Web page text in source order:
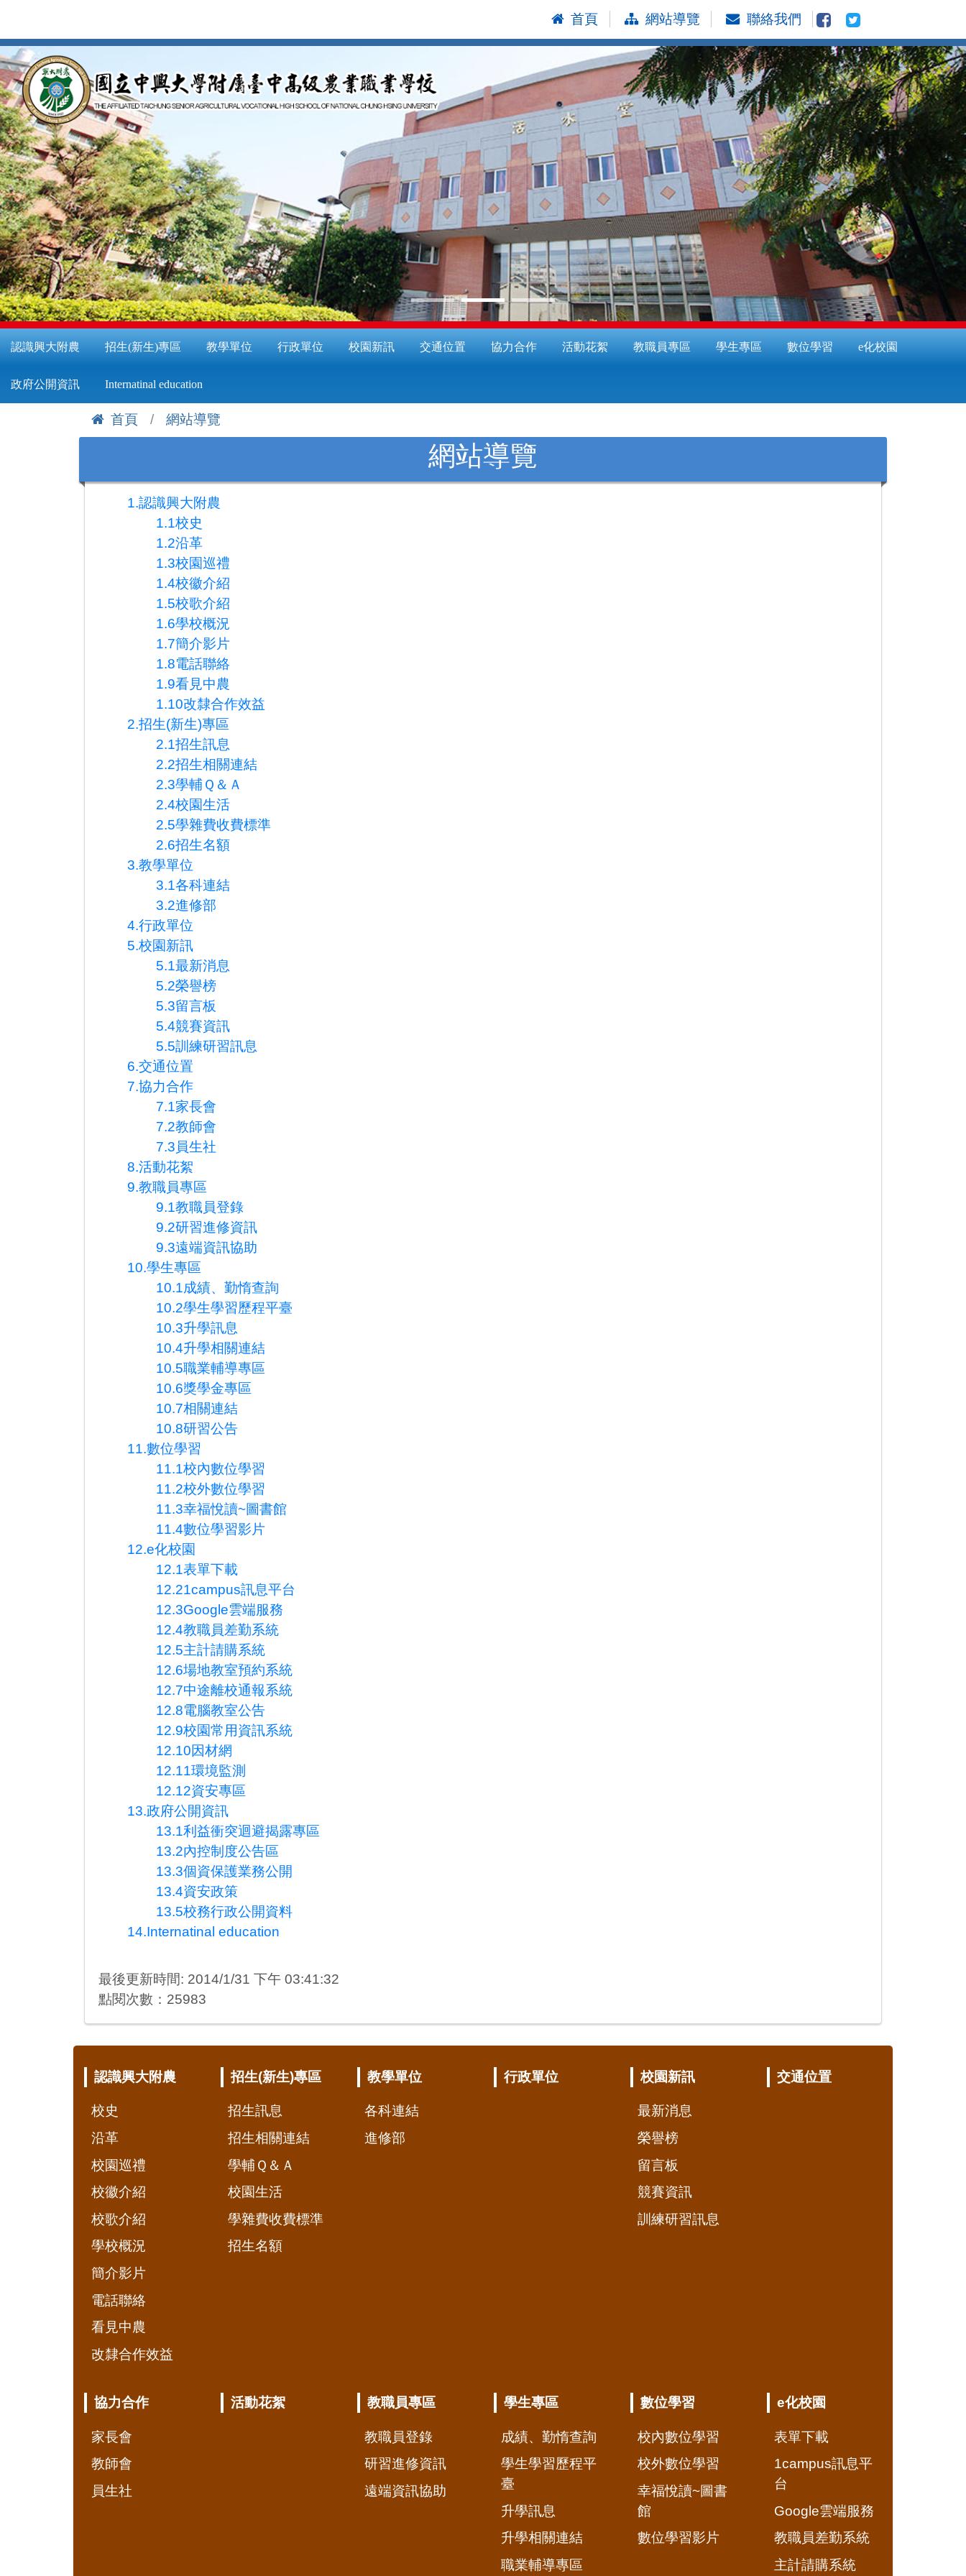
到
主
要
內
容
區
首頁 網站導覽 聯絡我們
認識興大附農 招生(新生)專區 教學單位 行政單位 校園新訊 交通位置 協力合作 活動花絮 教職員專區 學生專區 數位學習 e化校園
政府公開資訊 Internatinal education
首頁
網站導覽
網站導覽
1.認識興大附農
1.1校史
1.2沿革
1.3校園巡禮
1.4校徽介紹
1.5校歌介紹
1.6學校概況
1.7簡介影片
1.8電話聯絡
1.9看見中農
1.10改隸合作效益
2.招生(新生)專區
2.1招生訊息
2.2招生相關連結
2.3學輔Ｑ＆Ａ
2.4校園生活
2.5學雜費收費標準
2.6招生名額
3.教學單位
3.1各科連結
3.2進修部
4.行政單位
5.校園新訊
5.1最新消息
5.2榮譽榜
5.3留言板
5.4競賽資訊
5.5訓練研習訊息
6.交通位置
7.協力合作
7.1家長會
7.2教師會
7.3員生社
8.活動花絮
9.教職員專區
9.1教職員登錄
9.2研習進修資訊
9.3遠端資訊協助
10.學生專區
10.1成績、勤惰查詢
10.2學生學習歷程平臺
10.3升學訊息
10.4升學相關連結
10.5職業輔導專區
10.6獎學金專區
10.7相關連結
10.8研習公告
11.數位學習
11.1校內數位學習
11.2校外數位學習
11.3幸福悅讀~圖書館
11.4數位學習影片
12.e化校園
12.1表單下載
12.21campus訊息平台
12.3Google雲端服務
12.4教職員差勤系統
12.5主計請購系統
12.6場地教室預約系統
12.7中途離校通報系統
12.8電腦教室公告
12.9校園常用資訊系統
12.10因材網
12.11環境監測
12.12資安專區
13.政府公開資訊
13.1利益衝突迴避揭露專區
13.2內控制度公告區
13.3個資保護業務公開
13.4資安政策
13.5校務行政公開資料
14.Internatinal education
最後更新時間: 2014/1/31 下午 03:41:32
點閱次數：25983
認識興大附農
校史
沿革
校園巡禮
校徽介紹
校歌介紹
學校概況
簡介影片
電話聯絡
看見中農
改隸合作效益
招生(新生)專區
招生訊息
招生相關連結
學輔Ｑ＆Ａ
校園生活
學雜費收費標準
招生名額
教學單位
各科連結
進修部
行政單位 校園新訊
最新消息
榮譽榜
留言板
競賽資訊
訓練研習訊息
交通位置
協力合作
家長會
教師會
員生社
活動花絮 教職員專區
教職員登錄
研習進修資訊
遠端資訊協助
學生專區
成績、勤惰查詢
學生學習歷程平
臺
升學訊息
升學相關連結
職業輔導專區
數位學習
校內數位學習
校外數位學習
幸福悅讀~圖書
館
數位學習影片
e化校園
表單下載
1campus訊息平
台
Google雲端服務
教職員差勤系統
主計請購系統